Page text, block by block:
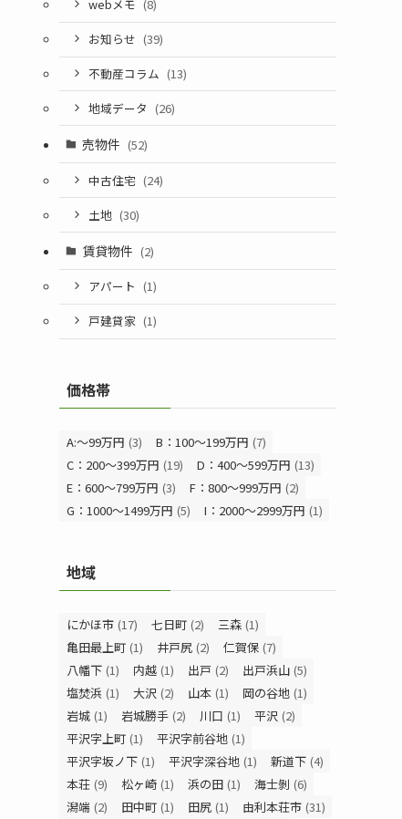
webメモ (8)
お知らせ (39)
不動産コラム (13)
地域データ (26)
売物件 (52)
中古住宅 (24)
土地 (30)
賃貸物件 (2)
アパート (1)
戸建貸家 (1)
価格帯
A:～99万円 (3) B：100～199万円 (7)
C：200～399万円 (19) D：400～599万円 (13)
E：600～799万円 (3) F：800～999万円 (2)
G：1000～1499万円 (5) I：2000～2999万円 (1)
地域
にかほ市 (17) 七日町 (2) 三森 (1)
亀田最上町 (1) 井戸尻 (2) 仁賀保 (7)
八幡下 (1) 内越 (1) 出戸 (2) 出戸浜山 (5)
塩焚浜 (1) 大沢 (2) 山本 (1) 岡の谷地 (1)
岩城 (1) 岩城勝手 (2) 川口 (1) 平沢 (2)
平沢字上町 (1) 平沢字前谷地 (1)
平沢字坂ノ下 (1) 平沢字深谷地 (1) 新道下 (4)
本荘 (9) 松ヶ崎 (1) 浜の田 (1) 海士剝 (6)
潟端 (2) 田中町 (1) 田尻 (1) 由利本荘市 (31)